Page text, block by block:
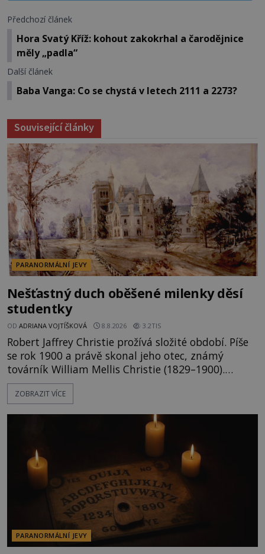
Předchozí článek
Hora Svatý Kříž: kohout zakokrhal a čarodějnice
měly „padla“
Další článek
Baba Vanga: Co se chystá v letech 2111 a 2273?
Související články
PARANORMÁLNÍ JEVY
Nešťastný duch oběšené milenky děsí
studentky
OD ADRIANA VOJTÍŠKOVÁ 8.8.2026 3.2TIS
Robert Jaffrey Christie prožívá složité období. Píše
se rok 1900 a právě skonal jeho otec, známý
továrník William Mellis Christie (1829–1900).
Smutná událost je ale doprovázena ohromným
dědictvím... Robertu připadne rodinné sídlo v
ta, na niž přijde Robert, by jen tak někoho
ZOBRAZIT VÍCE
PARANORMÁLNÍ JEVY